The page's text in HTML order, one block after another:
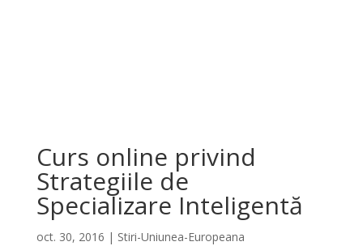
Curs online privind
Strategiile de
Specializare Inteligentă
oct. 30, 2016 | Stiri-Uniunea-Europeana